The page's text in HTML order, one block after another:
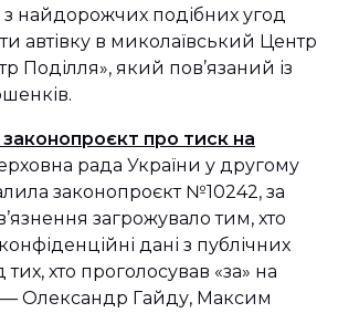
з найдорожчих подібних угод
автівку в миколаївський Центр
Поділля», який пов’язаний із
про тиск на
рада України у другому
законопроєкт №10242, за
загрожувало тим, хто
дані з публічних
тих, хто проголосував «за» на
Олександр Гайду, Максим